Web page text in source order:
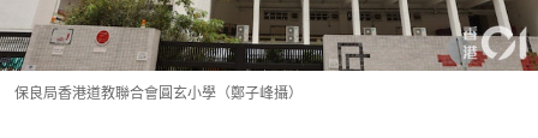
保良局香港道教聯合會圓玄小學（鄭子峰攝）